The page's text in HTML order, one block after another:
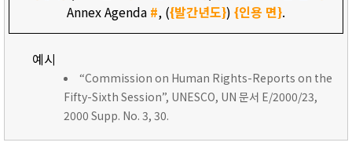
Annex Agenda #, ({발간년도}) {인용 면}.
예시
“Commission on Human Rights-Reports on the
Fifty-Sixth Session”, UNESCO, UN 문서 E/2000/23,
2000 Supp. No. 3, 30.